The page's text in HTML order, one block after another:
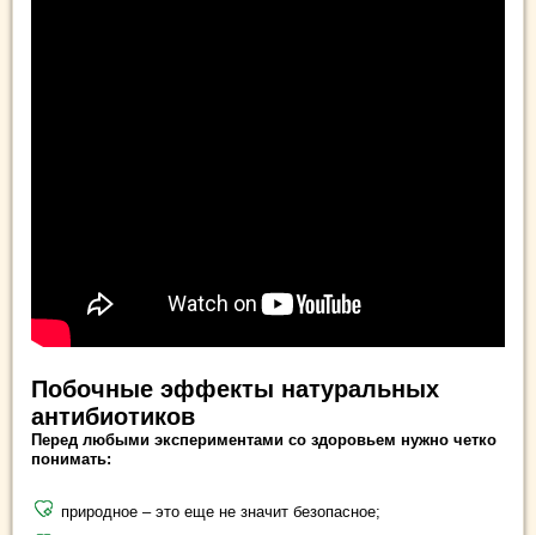
Побочные эффекты натуральных
антибиотиков
Перед любыми экспериментами со здоровьем нужно четко
понимать:
природное – это еще не значит безопасное;